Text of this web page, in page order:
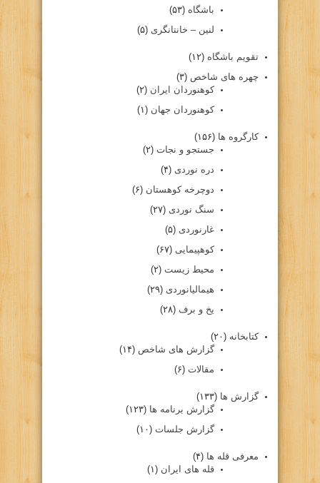
باشگاه (۵۳)
لنین – خانتانگری (۵)
تقویم باشگاه (۱۲)
چهره های شاخص (۳)
کوهنوردان ایران (۲)
کوهنوردان جهان (۱)
کارگروه ها (۱۵۶)
جستجو و نجات (۲)
دره نوردی (۴)
دوچرخه کوهستان (۶)
سنگ نوردی (۲۷)
غارنوردی (۵)
کوهپیمایی (۶۷)
محیط زیست (۲)
هیمالیانوردی (۲۹)
یخ و برف (۲۸)
کتابخانه (۲۰)
گزارش های شاخص (۱۴)
مقالات (۶)
گزارش ها (۱۳۳)
گزارش برنامه ها (۱۲۳)
گزارش جلسات (۱۰)
معرفی قله ها (۴)
قله های ایران (۱)